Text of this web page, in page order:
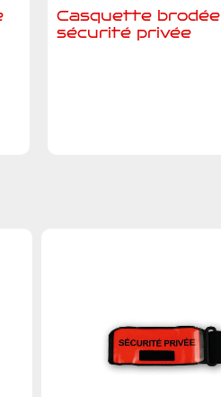
Casquette brodée
sécurité privée